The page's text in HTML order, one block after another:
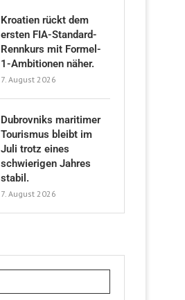
Kroatien rückt dem
ersten FIA-Standard-
Rennkurs mit Formel-
1-Ambitionen näher.
7. August 2026
Dubrovniks maritimer
Tourismus bleibt im
Juli trotz eines
schwierigen Jahres
stabil.
7. August 2026